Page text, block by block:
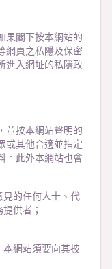
果閣下按本網站的
網頁之私隱及保密
進入網址的私隱政
並按本網站聲明的
或其他合適並指定
。此外本網站也會
的任何人士、代
供者；
網站須要向其披